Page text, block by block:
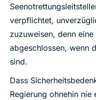
verpflichtet,
zuzuweisen, denn
abgeschlossen, wenn
sind.
Dass
Regierung ohnehin nie